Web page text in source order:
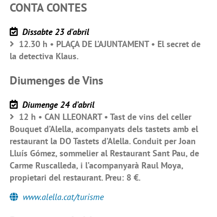
CONTA CONTES
Dissabte 23 d’abril
12.30 h • PLAÇA DE L’AJUNTAMENT • El secret de
la detectiva Klaus.
Diumenges de Vins
Diumenge 24 d’abril
12 h • CAN LLEONART • Tast de vins del celler
Bouquet d’Alella, acompanyats dels tastets amb el
restaurant la DO Tastets d’Alella. Conduit per Joan
Lluís Gómez, sommelier al Restaurant Sant Pau, de
Carme Ruscalleda, i l’acompanyarà Raul Moya,
propietari del restaurant. Preu: 8 €.
www.alella.cat/turisme